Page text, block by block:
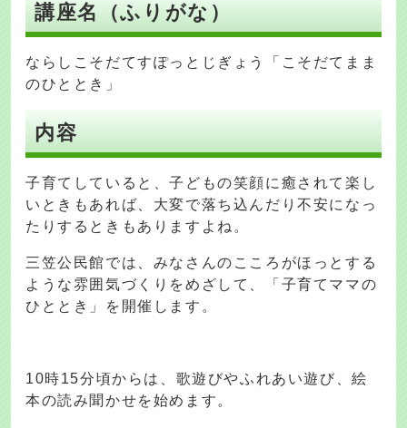
講座名（ふりがな）
ならしこそだてすぽっとじぎょう「こそだてまま
のひととき」
内容
子育てしていると、子どもの笑顔に癒されて楽し
いときもあれば、大変で落ち込んだり不安になっ
たりするときもありますよね。
三笠公民館では、みなさんのこころがほっとする
ような雰囲気づくりをめざして、「子育てママの
ひととき」を開催します。
10時15分頃からは、歌遊びやふれあい遊び、絵
本の読み聞かせを始めます。